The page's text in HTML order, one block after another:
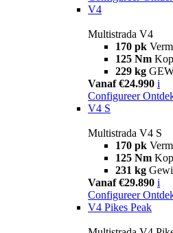
V4
Multistrada V4
170 pk
125 Nm
229 kg
Vanaf €24.990 i
Configureer
V4 S
Multistrada V4 S
170 pk
125 Nm
231 kg
Vanaf €29.890 i
Configureer
V4 Pikes Peak